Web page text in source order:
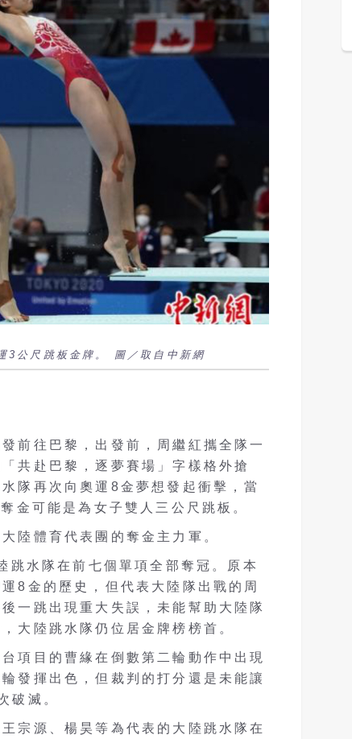
3公尺跳板金牌。 圖／取自中新網
前往巴黎，出發前，周繼紅攜全隊一
共赴巴黎，逐夢賽場」字樣格外搶
隊再次向奧運8金夢想發起衝擊，當
金可能是為女子雙人三公尺跳板。
陸體育代表團的奪金主力軍。
水隊在前七個單項全部奪冠。原本
8金的歷史，但代表大陸隊出戰的周
一跳出現重大失誤，未能幫助大陸隊
大陸跳水隊仍位居金牌榜榜首。
項目的曹緣在倒數第二輪動作中出現
發揮出色，但裁判的打分還是未能讓
破滅。
宗源、楊昊等為代表的大陸跳水隊在